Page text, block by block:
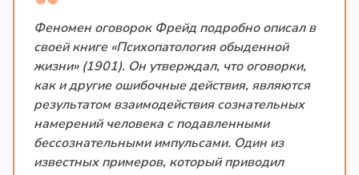
Феномен оговорок Фрейд подробно описал в
своей книге «Психопатология обыденной
жизни» (1901). Он утверждал, что оговорки,
как и другие ошибочные действия, являются
результатом взаимодействия сознательных
намерений человека с подавленными
бессознательными импульсами. Один из
известных примеров, который приводил